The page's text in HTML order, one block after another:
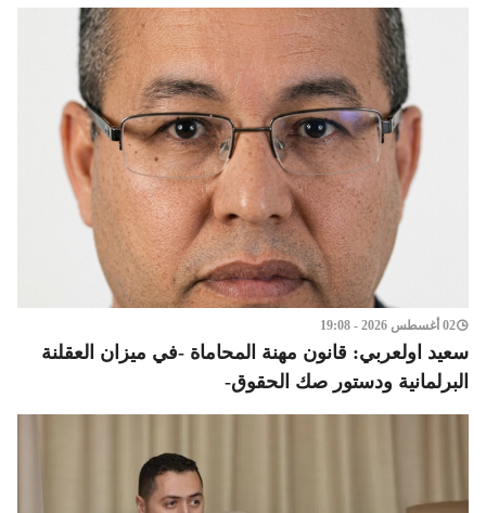
02 أغسطس 2026 - 19:08
سعيد اولعربي: قانون مهنة المحاماة -في ميزان العقلنة
البرلمانية ودستور صك الحقوق-